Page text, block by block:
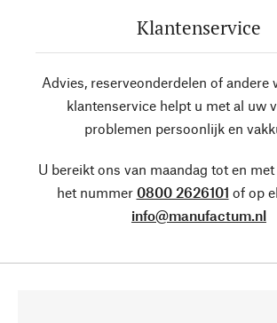
Klantenservice
Advies, reserveonderdelen of andere
klantenservice helpt u met al uw
problemen persoonlijk en
U bereikt ons van maandag tot en
het nummer 0800 2626101 of op
info@manufactum.nl